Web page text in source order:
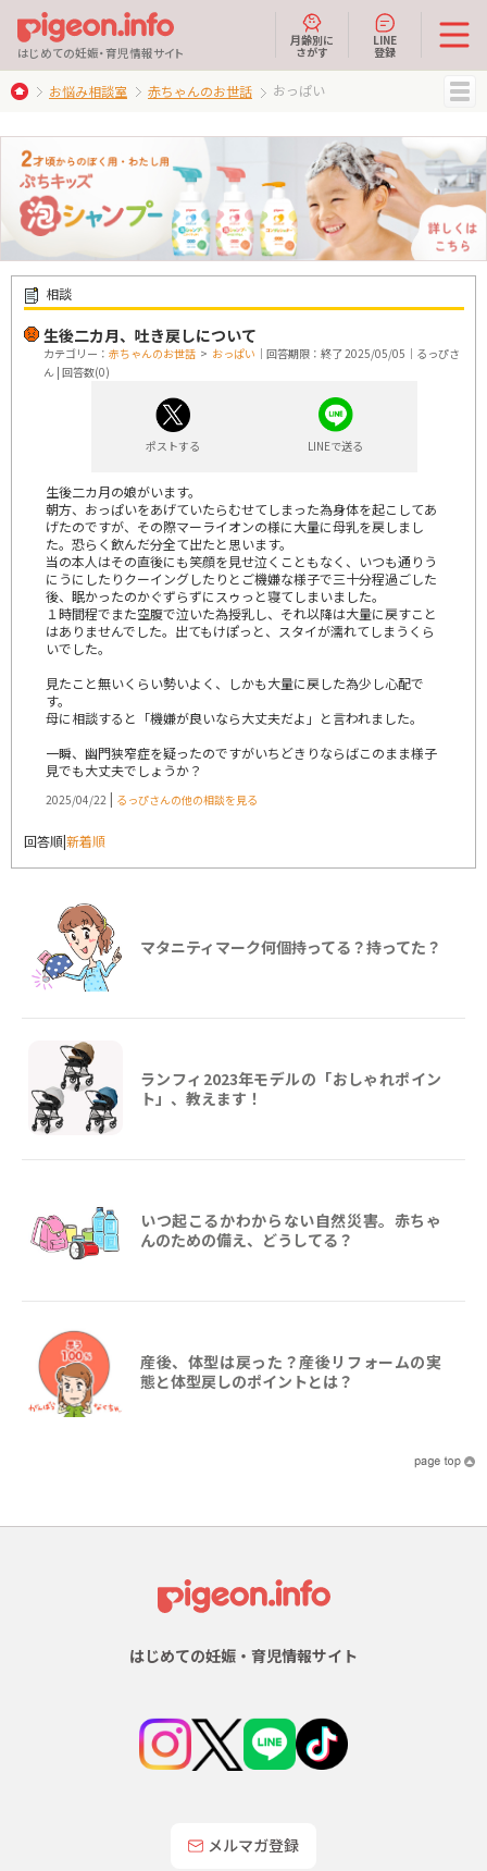
はじめての妊娠・育児情報サイト
月齢別に
さがす
LINE
登録
お悩み相談室 赤ちゃんのお世話 おっぱい
相談
生後二カ月、吐き戻しについて
カテゴリー： 赤ちゃんのお世話 > おっぱい ｜回答期限：終了 2025/05/05｜るっぴさ
ん | 回答数(0)
ポストする LINEで送る
生後二カ月の娘がいます。
朝方、おっぱいをあげていたらむせてしまった為身体を起こしてあ
げたのですが、その際マーライオンの様に大量に母乳を戻しまし
た。恐らく飲んだ分全て出たと思います。
当の本人はその直後にも笑顔を見せ泣くこともなく、いつも通りう
にうにしたりクーイングしたりとご機嫌な様子で三十分程過ごした
後、眠かったのかぐずらずにスゥっと寝てしまいました。
１時間程でまた空腹で泣いた為授乳し、それ以降は大量に戻すこと
はありませんでした。出てもけぽっと、スタイが濡れてしまうくら
いでした。
見たこと無いくらい勢いよく、しかも大量に戻した為少し心配で
す。
母に相談すると「機嫌が良いなら大丈夫だよ」と言われました。
一瞬、幽門狭窄症を疑ったのですがいちどきりならばこのまま様子
見でも大丈夫でしょうか？
2025/04/22 | るっぴさんの他の相談を見る
回答順|新着順
マタニティマーク何個持ってる？持ってた？
ランフィ2023年モデルの「おしゃれポイン
ト」、教えます！
いつ起こるかわからない自然災害。赤ちゃ
んのための備え、どうしてる？
産後、体型は戻った？産後リフォームの実
態と体型戻しのポイントとは？
はじめての妊娠・育児情報サイト
メルマガ登録